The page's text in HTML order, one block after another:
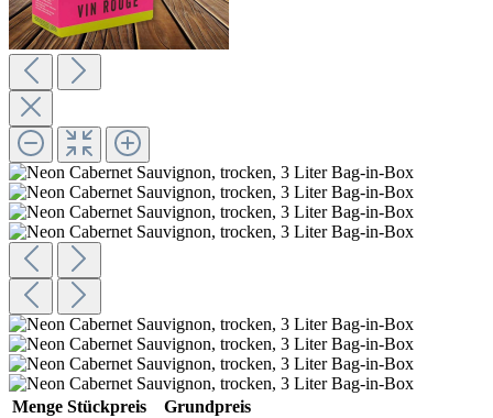
Menge Stückpreis
Grundpreis